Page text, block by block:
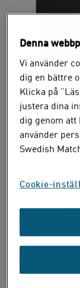
Ordet kardus
omslagspapper
även tändstickor,
vägde 250 gram.
Denna
Vi använder
dig en bättre
Klicka på
justera dina
dig genom att
använder
Swedish
Cookie-